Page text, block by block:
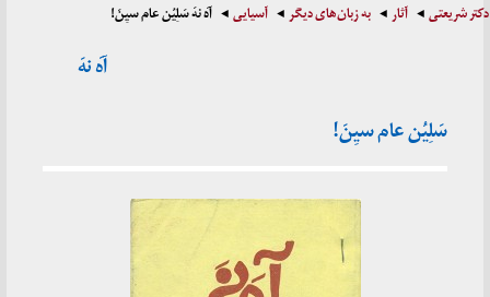
دکتر شریعتی آثار به زبان‌های دیگر آسیایی آهَ نهَ سَلِیُن عام سیِنَ!
آهَ نهَ
سَلِیُن عام سیِنَ!